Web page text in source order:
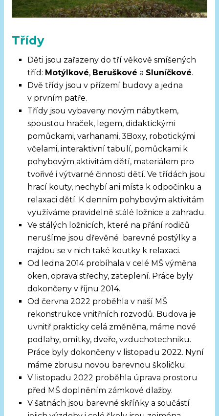
Třídy ​
Děti jsou zařazeny do tří věkově smíšených
tříd: Motýlkové, Beruškové a Sluníčkové.
Dvě třídy jsou v přízemí budovy a jedna
v prvním patře.
Třídy jsou vybaveny novým nábytkem,
spoustou hraček, legem, didaktickými
pomůckami, varhanami, 3Boxy, robotickými
včelami, interaktivní tabulí, pomůckami k
pohybovým aktivitám dětí, materiálem pro
tvořivé i výtvarné činnosti dětí. Ve třídách jsou
hrací kouty, nechybí ani místa k odpočinku a
relaxaci dětí. K denním pohybovým aktivitám
využíváme pravidelně stálé ložnice a zahradu.
Ve stálých ložnicích, které na přání rodičů
nerušíme jsou dřevěné barevné postýlky a
najdou se v nich také koutky k relaxaci.
Od ledna 2014 probíhala v celé MŠ výměna
oken, oprava střechy, zateplení. Práce byly
dokončeny v říjnu 2014.
Od června 2022 proběhla v naší MŠ
rekonstrukce vnitřních rozvodů. Budova je
uvnitř prakticky celá změněna, máme nové
podlahy, omítky, dveře, vzduchotechniku.
Práce byly dokončeny v listopadu 2022. Nyní
máme zbrusu novou barevnou školičku.
V listopadu 2022 proběhla úprava prostoru
před MŠ doplněním zámkové dlažby.
V šatnách jsou barevné skříňky a součástí